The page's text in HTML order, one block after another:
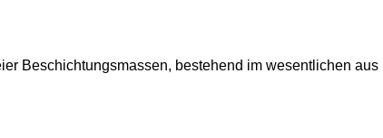
Beschichtungsmassen, bestehend im wesentlichen aus